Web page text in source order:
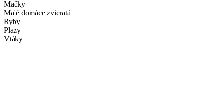
Mačky
Malé domáce zvieratá
Ryby
Plazy
Vtáky